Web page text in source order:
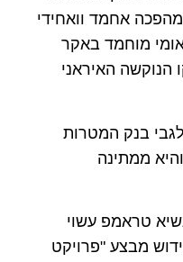
אחמד וואחידי
מוחמד באקר
הנוקשה האיראני
בנק המטרות
ממתינה
טראמפ עשוי
מבצע "פרויקט